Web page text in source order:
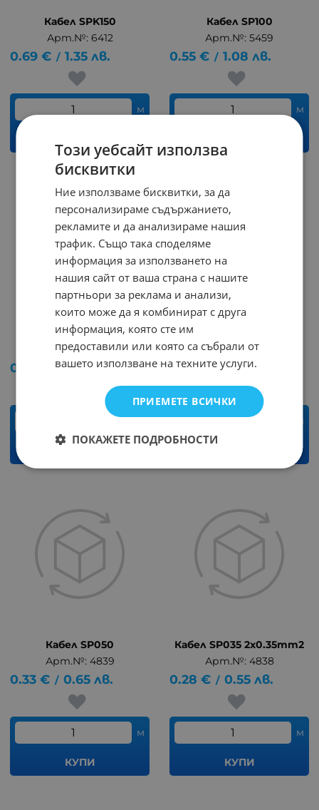
Кабел SPK150
Арт.№: 6412
0.69 € / 1.35 лв.
м
Кабел SP100
Арт.№: 5459
0.55 € / 1.08 лв.
м
Кабел SP150
Арт.№: 4842
0.77 / 1.51 лв.
м
Арт.№: 4840
0.39 € / 0.76 лв.
м
Кабел SP050
Арт.№: 4839
0.33 € / 0.65 лв.
м
КУПИ
Кабел SP035 2x0.35mm2
Арт.№: 4838
0.28 € / 0.55 лв.
м
КУПИ
Този уебсайт използва
бисквитки
Ние използваме бисквитки, за да
персонализираме съдържанието,
рекламите и да анализираме нашия
трафик. Също така споделяме
информация за използването на
нашия сайт от ваша страна с нашите
партньори за реклама и анализи,
които може да я комбинират с друга
информация, която сте им
предоставили или която са събрали от
вашето използване на техните услуги.
ПРИЕМЕТЕ ВСИЧКИ
ПОКАЖЕТЕ ПОДРОБНОСТИ